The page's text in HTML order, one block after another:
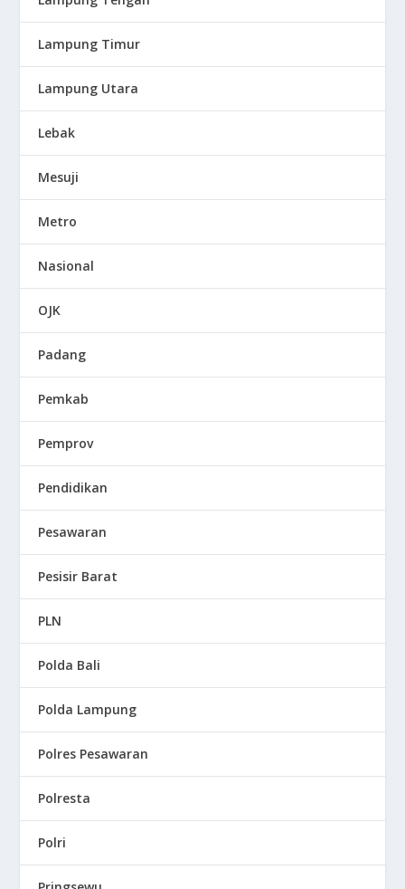
Lampung Timur
Lampung Utara
Lebak
Mesuji
Metro
Nasional
OJK
Padang
Pemkab
Pemprov
Pendidikan
Pesawaran
Pesisir Barat
PLN
Polda Bali
Polda Lampung
Polres Pesawaran
Polresta
Polri